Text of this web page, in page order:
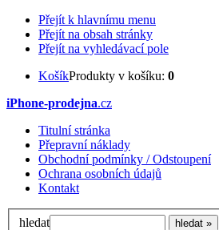
Přejít k hlavnímu menu
Přejít na obsah stránky
Přejít na vyhledávací pole
KošíkProdukty v košíku: 0
iPhone-prodejna.cz
Titulní stránka
Přepravní náklady
Obchodní podmínky / Odstoupení
Ochrana osobních údajů
Kontakt
hledat